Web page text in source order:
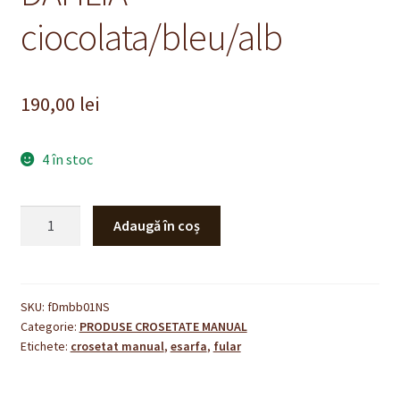
ciocolata/bleu/alb
190,00 lei
4 în stoc
manual
DAHLIA
-
Adaugă în coș
SKU: fDmbb01NS
Categorie: PRODUSE CROSETATE MANUAL
Etichete: crosetat manual, esarfa, fular